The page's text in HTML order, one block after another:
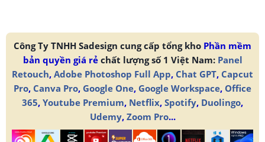
Công Ty TNHH Sadesign cung cấp tổng kho Phần mềm
bản quyền giá rẻchất lượng số 1 Việt Nam: Panel
Retouch, Adobe Photoshop Full App, Chat GPT, Capcut
Pro, Canva Pro, Google One, Google Workspace, Office
365, Youtube Premium, Netflix, Spotify, Duolingo,
Udemy, Zoom Pro...